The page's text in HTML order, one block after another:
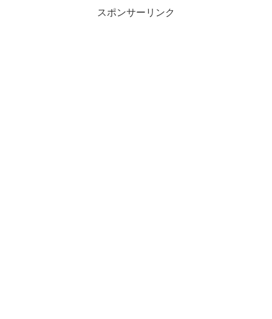
スポンサーリンク